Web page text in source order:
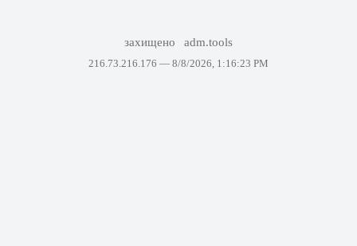
захищено adm.tools
216.73.216.176 — 8/8/2026, 1:16:23 PM